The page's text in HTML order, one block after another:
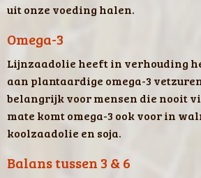
uit onze voeding halen.
Omega-3
Lijnzaadolie heeft in verhouding
aan plantaardige omega-3
belangrijk voor mensen die nooit
mate komt omega-3 ook voor in
koolzaadolie en soja.
Balans tussen 3 & 6